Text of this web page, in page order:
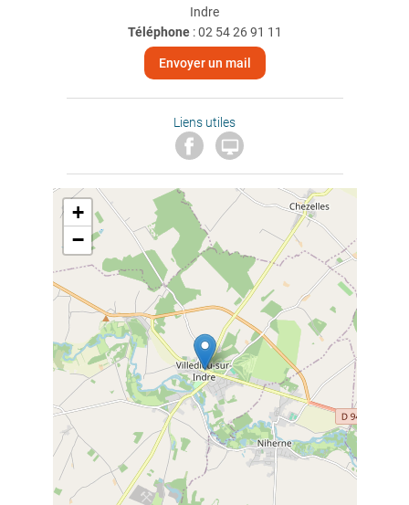
Indre
Téléphone:02 54 26 91 11
Envoyer un mail
Liens utiles

+
−